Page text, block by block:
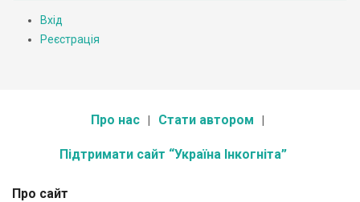
Вхід
Реєстрація
Про нас Стати автором
Підтримати сайт “Україна Інкогніта”
Про сайт